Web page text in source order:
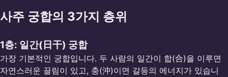
사주 궁합의 3가지 층위
1층: 일간(日干) 궁합
가장 기본적인 궁합입니다. 두 사람의 일간이 합(合)을 이루면
자연스러운 끌림이 있고, 충(沖)이면 갈등의 에너지가 있습니